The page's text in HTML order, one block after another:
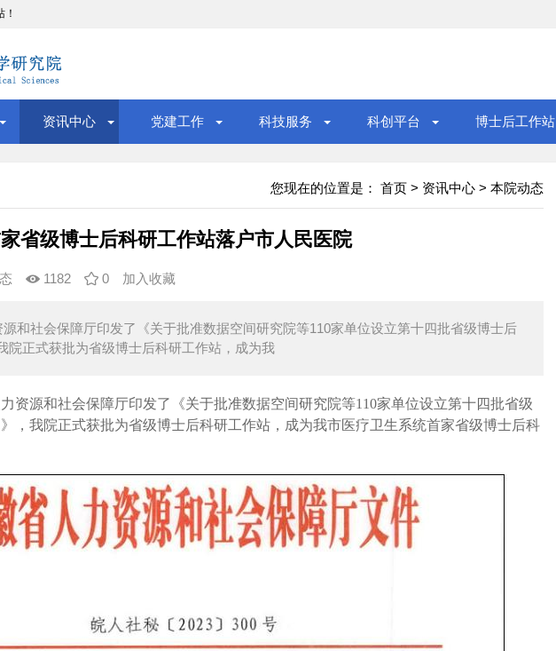
资讯中心 党建工作 科技服务 科创平台 博士后工作站
您现在的位置是： 首页 > 资讯中心 > 本院动态
省级博士后科研工作站落户市人民医院
1182 0 加入收藏
和社会保障厅印发了《关于批准数据空间研究院等110家单位设立第十四批省级博士后
院正式获批为省级博士后科研工作站，成为我
资源和社会保障厅印发了 《关于批准数据空间研究院等110家单位设立第十四批省级
》 ， 我院正式获批为省级博士后科研工作站， 成为我市医疗卫生系统首家省级博士后科